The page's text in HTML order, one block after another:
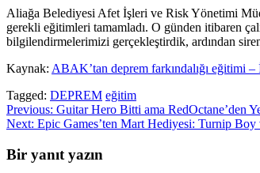
Aliağa Belediyesi Afet İşleri ve Risk Yönetimi
gerekli eğitimleri tamamladı. O günden itibaren
bilgilendirmelerimizi gerçekleştirdik, ardından
Kaynak: ABAK’tan deprem farkındalığı eğitimi
Tagged: DEPREM eğitim
Yazı
gezinmesi
Previous: Guitar Hero Bitti ama RedOctane’den
Next: Epic Games’ten Mart Hediyesi: Turnip
Bir yanıt yazın